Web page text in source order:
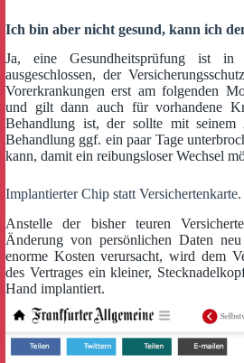
Ich bin aber nicht gesund, kann ich
Ja, eine Gesundheitsprüfung ist in
ausgeschlossen, der
Vorerkrankungen erst am folgenden
und gilt dann auch für vorhandene
Behandlung ist, der sollte mit seinem
Behandlung ggf. ein paar Tage
kann, damit ein reibungsloser Wechsel
Implantierter Chip statt Versichertenkarte.
Anstelle der bisher teuren
Änderung von persönlichen Daten
enorme Kosten verursacht, wird dem
des Vertrages ein kleiner,
Hand implantiert.